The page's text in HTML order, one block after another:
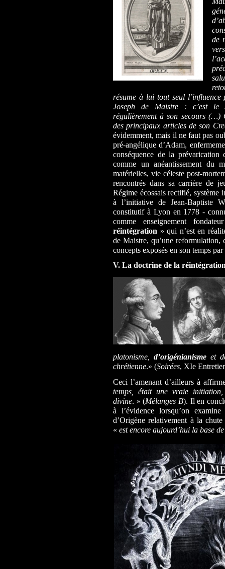
de
résume à lui tout seul
Joseph de Maistre : c’est le
régulièrement à son secours
des principaux articles de son
évidemment, mais il ne faut pas
pré-angélique d’Adam,
conséquence de la prévarication
comme un anéantissement du
matérielles, vie céleste post-
rencontrés dans sa carrière de
Régime écossais rectifié,
à l’initiative de Jean-Baptiste
constitutif à Lyon en 1778 -
comme enseignement
réintégration » qui n’est en
de Maistre, qu’une reformulation,
concepts exposés en son temps
V. La doctrine de la
platonisme,d’origénianisme et
chrétienne.» (Soirées, XIe
Ceci l’amenant d’ailleurs à
temps, était une vraie
divine. » (Mélanges B). Il en
à l’évidence lorsqu’on
d’Origène relativement à la
« est encore aujourd’hui la base